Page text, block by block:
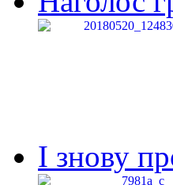
І знову